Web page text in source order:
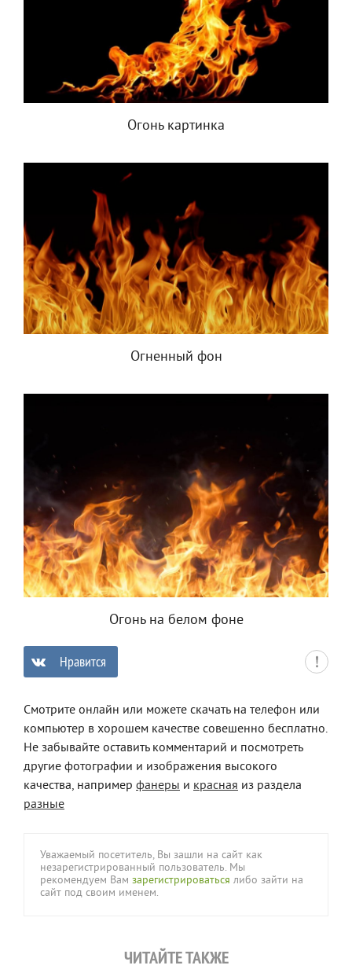
Огонь картинка
Огненный фон
Огонь на белом фоне
Нравится
Смотрите онлайн или можете скачать на телефон или
компьютер в хорошем качестве совешенно бесплатно.
Не забывайте оставить комментарий и посмотреть
другие фотографии и изображения высокого
качества, например фанеры и красная из раздела
разные
Уважаемый посетитель, Вы зашли на сайт как
незарегистрированный пользователь. Мы
рекомендуем Вам зарегистрироваться либо зайти на
сайт под своим именем.
ЧИТАЙТЕ ТАКЖЕ